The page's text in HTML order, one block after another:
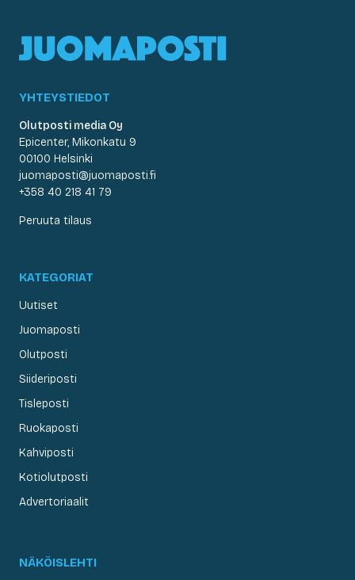
YHTEYSTIEDOT
Olutposti media Oy
Epicenter, Mikonkatu 9
00100 Helsinki
juomaposti@juomaposti.fi
+358 40 218 41 79
Peruuta tilaus
KATEGORIAT
Uutiset
Juomaposti
Olutposti
Siideriposti
Tisleposti
Ruokaposti
Kahviposti
Kotiolutposti
Advertoriaalit
NÄKÖISLEHTI